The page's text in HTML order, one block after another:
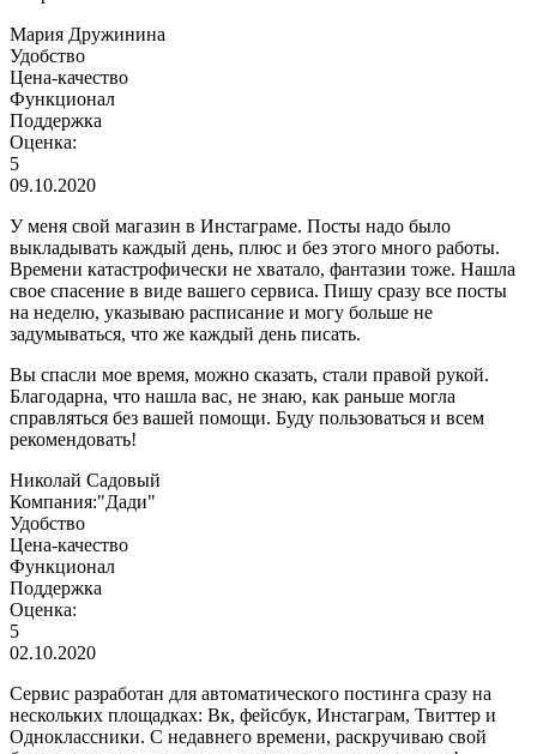
Мария Дружинина
Удобство
Цена-качество
Функционал
Поддержка
Оценка:
5
09.10.2020
У меня свой магазин в Инстаграме. Посты надо было
выкладывать каждый день, плюс и без этого много работы.
Времени катастрофически не хватало, фантазии тоже. Нашла
свое спасение в виде вашего сервиса. Пишу сразу все посты
на неделю, указываю расписание и могу больше не
задумываться, что же каждый день писать.
Вы спасли мое время, можно сказать, стали правой рукой.
Благодарна, что нашла вас, не знаю, как раньше могла
справляться без вашей помощи. Буду пользоваться и всем
рекомендовать!
Николай Садовый
Компания:"Дади"
Удобство
Цена-качество
Функционал
Поддержка
Оценка:
5
02.10.2020
Сервис разработан для автоматического постинга сразу на
нескольких площадках: Вк, фейсбук, Инстаграм, Твиттер и
Одноклассники. С недавнего времени, раскручиваю свой